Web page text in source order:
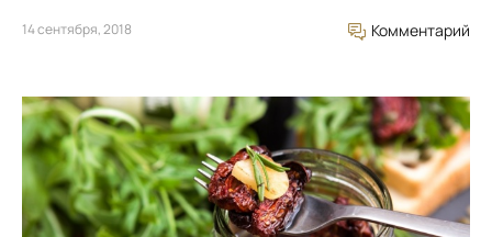
14 сентября, 2018 Комментарий